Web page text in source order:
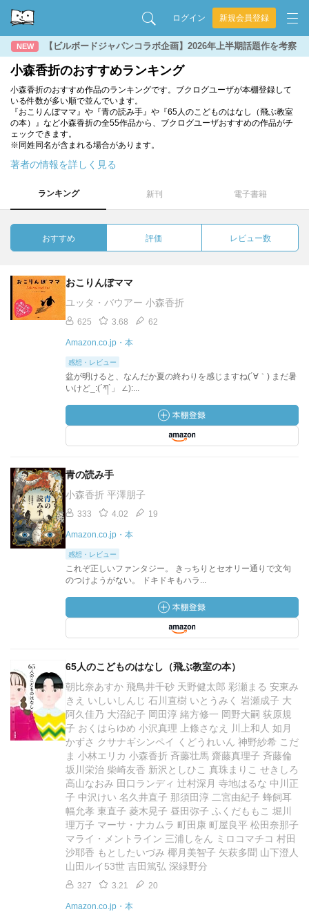
ログイン 新規会員登録
NEW 【ビルボードジャパンコラボ企画】2026年上半期話題作を考察
小森香折のおすすめランキング
小森香折のおすすめ作品のランキングです。ブクログユーザが本棚登録して
いる件数が多い順で並んでいます。
『おこりんぼママ』や『青の読み手』や『65人のこどものはなし（飛ぶ教室
の本）』など小森香折の全55作品から、ブクログユーザおすすめの作品がチ
ェックできます。
※同姓同名が含まれる場合があります。
著者の情報を詳しく見る
ランキング 新刊 電子書籍
おすすめ 評価 レビュー数
おこりんぼママ
ユッタ・バウアー 小森香折
625 3.68 62
Amazon.co.jp・本
感想・レビュー
盆が明けると、なんだか夏の終わりを感じますね(´∀｀) まだ暑
いけど_:(´ཀ`」 ∠):...
青の読み手
小森香折 平澤朋子
333 4.02 19
Amazon.co.jp・本
感想・レビュー
これぞ正しいファンタジー。 きっちりとセオリー通りで文句
のつけようがない。 ドキドキもハラ...
65人のこどものはなし（飛ぶ教室の本）
朝比奈あすか 飛鳥井千砂 天野健太郎 彩瀬まる 安東み
きえ いしいしんじ 石川直樹 いとうみく 岩瀬成子 大
阿久佳乃 大沼紀子 岡田淳 緒方修一 岡野大嗣 荻原規
子 おくはらゆめ 小沢真理 上條さなえ 川上和人 如月
かずさ クサナギシンペイ くどうれいん 神野紗希 こだ
ま 小林エリカ 小森香折 斉藤壮馬 齋藤真理子 斉藤倫
坂川栄治 柴崎友香 新沢としひこ 真珠まりこ せきしろ
高山なおみ 田口ランディ 辻村深月 寺地はるな 中川正
子 中沢けい 名久井直子 那須田淳 二宮由紀子 蜂飼耳
幅允孝 東直子 菱木晃子 昼田弥子 ふくだももこ 堀川
理万子 マーサ・ナカムラ 町田康 町屋良平 松田奈那子
マライ・メントライン 三浦しをん ミロコマチコ 村田
沙耶香 もとしたいづみ 椰月美智子 矢萩多聞 山下澄人
山田ルイ53世 吉田篤弘 深緑野分
327 3.21 20
Amazon.co.jp・本